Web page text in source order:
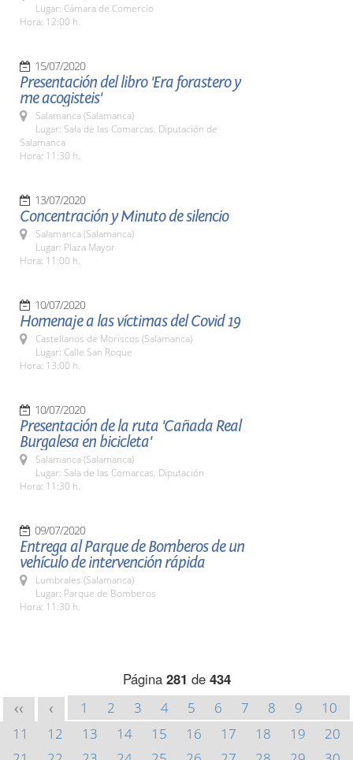
Lugar: Cámara de Comercio
Hora: 12:00 h.
15/07/2020
Presentación del libro 'Era forastero y
me acogisteis'
Salamanca (Salamanca)
Lugar: Sala de las Comarcas. Diputación de
Salamanca
Hora: 11:30 h.
13/07/2020
Concentración y Minuto de silencio
Salamanca (Salamanca)
Lugar: Plaza Mayor
Hora: 11:00 h.
10/07/2020
Homenaje a las víctimas del Covid 19
Castellanos de Moriscos (Salamanca)
Lugar: Calle San Roque
Hora: 13:00 h.
10/07/2020
Presentación de la ruta 'Cañada Real
Burgalesa en bicicleta'
Salamanca (Salamanca)
Lugar: Sala de las Comarcas. Diputación
Hora: 11:30 h.
09/07/2020
Entrega al Parque de Bomberos de un
vehículo de intervención rápida
Lumbrales (Salamanca)
Lugar: Parque de Bomberos
Hora: 11:30 h.
Página 281 de 434
<< < 1 2 3 4 5 6 7 8 9
10
11
12 13 14 15 16 17 18 19
20